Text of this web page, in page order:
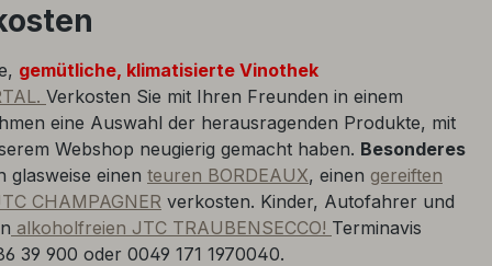
gemütliche, klimatisierte Vinothek
Verkosten Sie mit Ihren Freunden in einem
eine Auswahl der herausragenden Produkte, mit
Webshop neugierig gemacht haben. Besonderes
einen teuren BORDEAUX, einen gereiften
CHAMPAGNER verkosten. Kinder, Autofahrer und
alkoholfreien JTC TRAUBENSECCO! Terminavis
39 900 oder 0049 171 1970040.